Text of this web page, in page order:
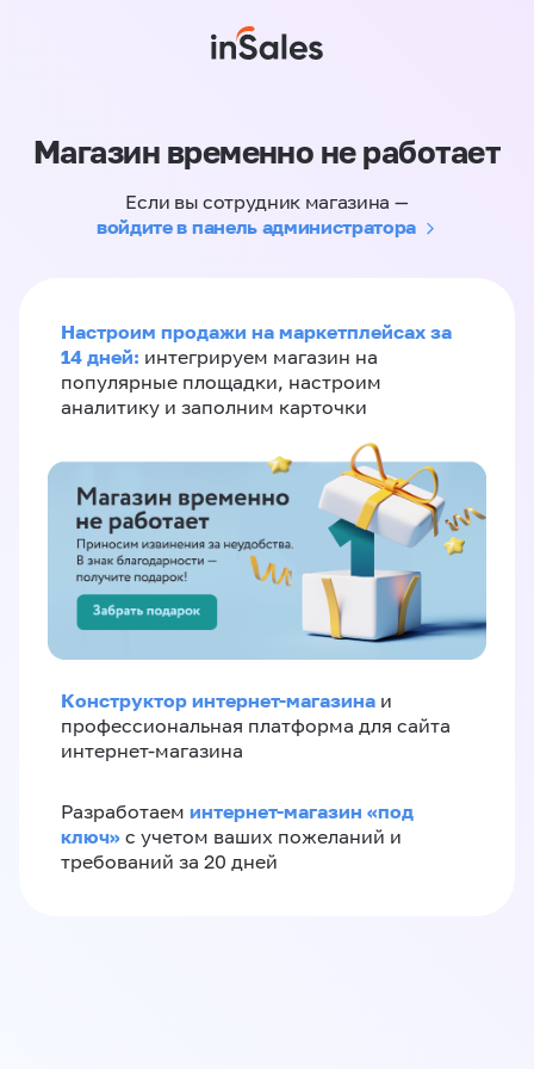
Магазин временно не работает
Если вы сотрудник магазина —
войдите в панель администратора
Настроим продажи на маркетплейсах за
14 дней: интегрируем магазин на
популярные площадки, настроим
аналитику и заполним карточки
Конструктор интернет-магазина и
профессиональная платформа для сайта
интернет-магазина
Разработаем интернет-магазин «‎под
ключ»‎ с учетом ваших пожеланий и
требований за 20 дней